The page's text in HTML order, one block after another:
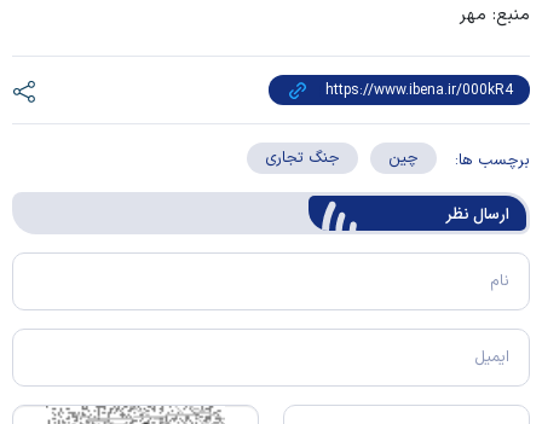
منبع: مهر
برچسب ها: چین جنگ تجاری
ارسال‌ نظر